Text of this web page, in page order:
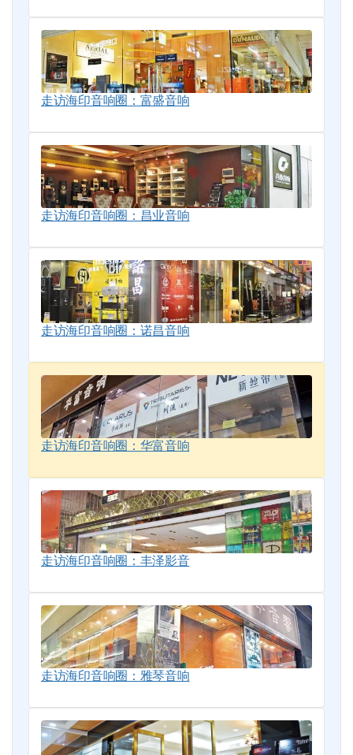
走访海印音响圈：富盛音响
走访海印音响圈：昌业音响
走访海印音响圈：诺昌音响
走访海印音响圈：华富音响
走访海印音响圈：丰泽影音
走访海印音响圈：雅琴音响